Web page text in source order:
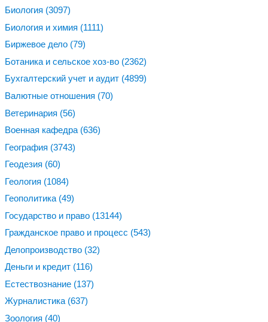
Биология (3097)
Биология и химия (1111)
Биржевое дело (79)
Ботаника и сельское хоз-во (2362)
Бухгалтерский учет и аудит (4899)
Валютные отношения (70)
Ветеринария (56)
Военная кафедра (636)
География (3743)
Геодезия (60)
Геология (1084)
Геополитика (49)
Государство и право (13144)
Гражданское право и процесс (543)
Делопроизводство (32)
Деньги и кредит (116)
Естествознание (137)
Журналистика (637)
Зоология (40)